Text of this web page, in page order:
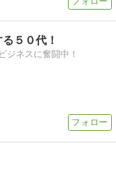
５０代！
ジネスに奮闘中！